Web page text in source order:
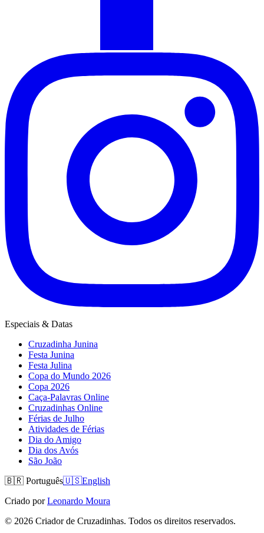
Especiais & Datas
Cruzadinha Junina
Festa Junina
Festa Julina
Copa do Mundo 2026
Copa 2026
Caça-Palavras Online
Cruzadinhas Online
Férias de Julho
Atividades de Férias
Dia do Amigo
Dia dos Avós
São João
🇧🇷 Português🇺🇸English
Criado por Leonardo Moura
© 2026 Criador de Cruzadinhas. Todos os direitos reservados.